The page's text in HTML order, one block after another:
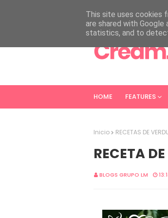
HOME FEATURES
Inicio RECETAS DE
RECETA
BLOGS GRUPO LM
This site uses cookies
are shared with
statistics, and to